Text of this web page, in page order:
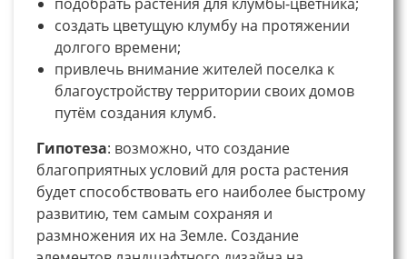
создать цветущую клумбу на протяжении
долгого времени;
привлечь внимание жителей поселка к
благоустройству территории своих домов
путём создания клумб.
Гипотеза: возможно, что создание
благоприятных условий для роста растения
будет способствовать его наиболее быстрому
развитию, тем самым сохраняя и
размножения их на Земле. Создание